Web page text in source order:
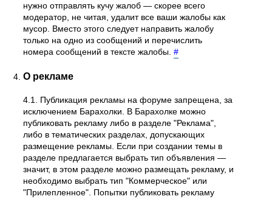
нужно отправлять кучу жалоб — скорее всего
модератор, не читая, удалит все ваши жалобы как
мусор. Вместо этого следует направить жалобу
только на одно из сообщений и перечислить
номера сообщений в тексте жалобы.#
О рекламе
4.1. Публикация рекламы на форуме запрещена, за
исключением Барахолки. В Барахолке можно
публиковать рекламу либо в разделе "Реклама",
либо в тематических разделах, допускающих
размещение рекламы. Если при создании темы в
разделе предлагается выбрать тип объявления —
значит, в этом разделе можно размещать рекламу, и
необходимо выбрать тип "Коммерческое" или
"Прилепленное". Попытки публиковать рекламу